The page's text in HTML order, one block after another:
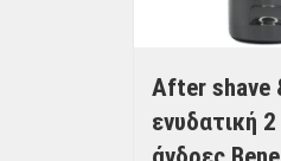
After shave
ενυδατική